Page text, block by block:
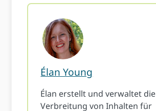
Élan Young
Élan erstellt und verwaltet die
Verbreitung von Inhalten für